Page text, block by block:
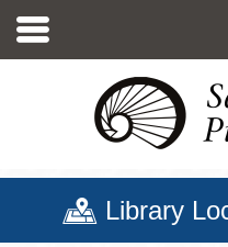
至
Library